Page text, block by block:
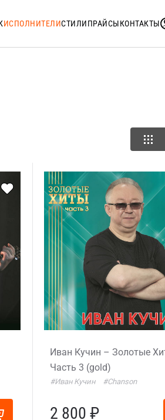
ИСПОЛНИТЕЛИСТИЛИПРАЙСЫКОНТАКТЫ
Иван Кучин – Золотые
Часть 3 (gold)
#Иван Кучин #Chanson
2 800 ₽